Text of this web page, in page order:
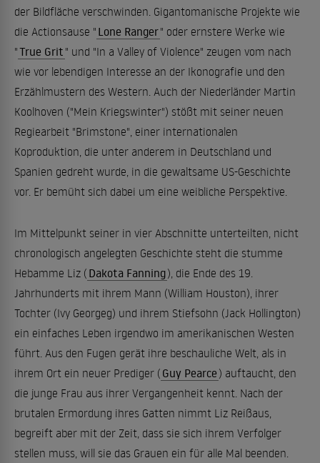
der Bildfläche verschwinden. Gigantomanische Projekte wie
die Actionsause " Lone Ranger" oder ernstere Werke wie
"True Grit " und "In a Valley of Violence" zeugen vom nach
wie vor lebendigen Interesse an der Ikonografie und den
Erzählmustern des Western. Auch der Niederländer Martin
Koolhoven ("Mein Kriegswinter") stößt mit seiner neuen
Regiearbeit "Brimstone", einer internationalen
Koproduktion, die unter anderem in Deutschland und
Spanien gedreht wurde, in die gewaltsame US-Geschichte
vor. Er bemüht sich dabei um eine weibliche Perspektive.
Im Mittelpunkt seiner in vier Abschnitte unterteilten, nicht
chronologisch angelegten Geschichte steht die stumme
Hebamme Liz ( Dakota Fanning), die Ende des 19.
Jahrhunderts mit ihrem Mann (William Houston), ihrer
Tochter (Ivy Georgeg) und ihrem Stiefsohn (Jack Hollington)
ein einfaches Leben irgendwo im amerikanischen Westen
führt. Aus den Fugen gerät ihre beschauliche Welt, als in
ihrem Ort ein neuer Prediger ( Guy Pearce ) auftaucht, den
die junge Frau aus ihrer Vergangenheit kennt. Nach der
brutalen Ermordung ihres Gatten nimmt Liz Reißaus,
begreift aber mit der Zeit, dass sie sich ihrem Verfolger
stellen muss, will sie das Grauen ein für alle Mal beenden.